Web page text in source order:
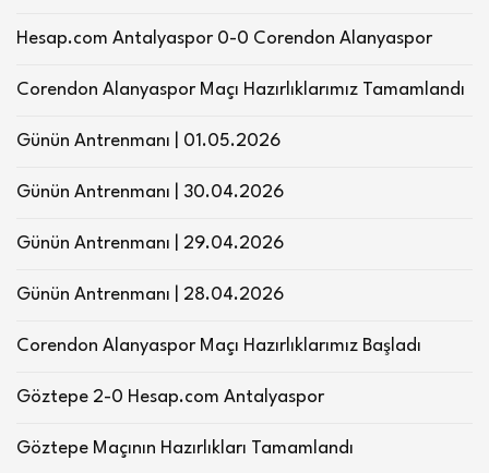
Hesap.com Antalyaspor 0-0 Corendon Alanyaspor
Corendon Alanyaspor Maçı Hazırlıklarımız Tamamlandı
Günün Antrenmanı | 01.05.2026
Günün Antrenmanı | 30.04.2026
Günün Antrenmanı | 29.04.2026
Günün Antrenmanı | 28.04.2026
Corendon Alanyaspor Maçı Hazırlıklarımız Başladı
Göztepe 2-0 Hesap.com Antalyaspor
Göztepe Maçının Hazırlıkları Tamamlandı